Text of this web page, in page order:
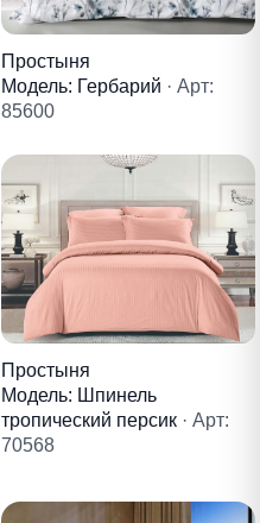
Простыня
Модель: Гербарий · Арт:
85600
Простыня
Модель: Шпинель
тропический персик · Арт:
70568